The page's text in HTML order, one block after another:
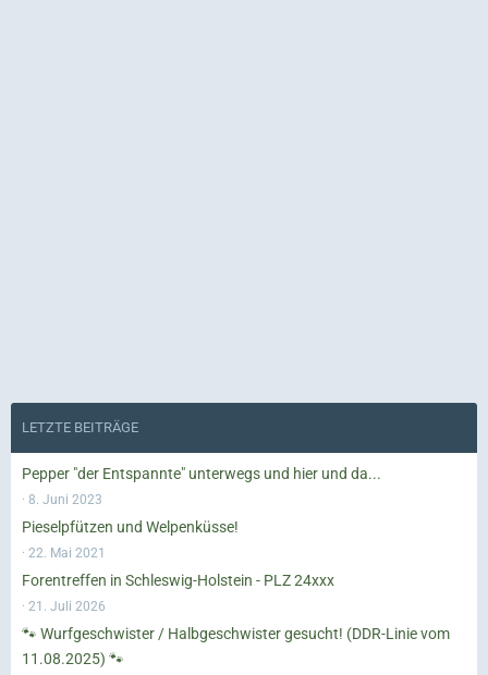
LETZTE BEITRÄGE
Pepper "der Entspannte" unterwegs und hier und da...
8. Juni 2023
Pieselpfützen und Welpenküsse!
22. Mai 2021
Forentreffen in Schleswig-Holstein - PLZ 24xxx
21. Juli 2026
🐾 Wurfgeschwister / Halbgeschwister gesucht! (DDR-Linie vom
11.08.2025) 🐾